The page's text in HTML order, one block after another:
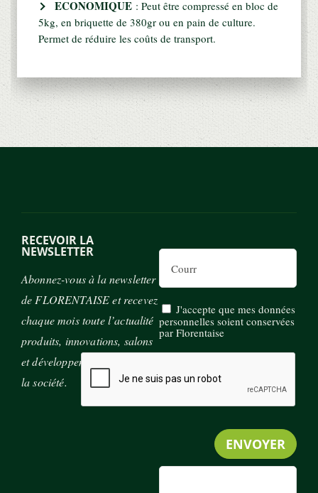
ECONOMIQUE : Peut être compressé en bloc de
5kg, en briquette de 380gr ou en pain de culture.
Permet de réduire les coûts de transport.
RECEVOIR LA
NEWSLETTER
Abonnez-vous à la newsletter
de FLORENTAISE et recevez
chaque mois toute l’actualité
produits, innovations, salons
et développement durable de
la société.
Email
J'accepte que mes données
personnelles soient conservées
par Florentaise